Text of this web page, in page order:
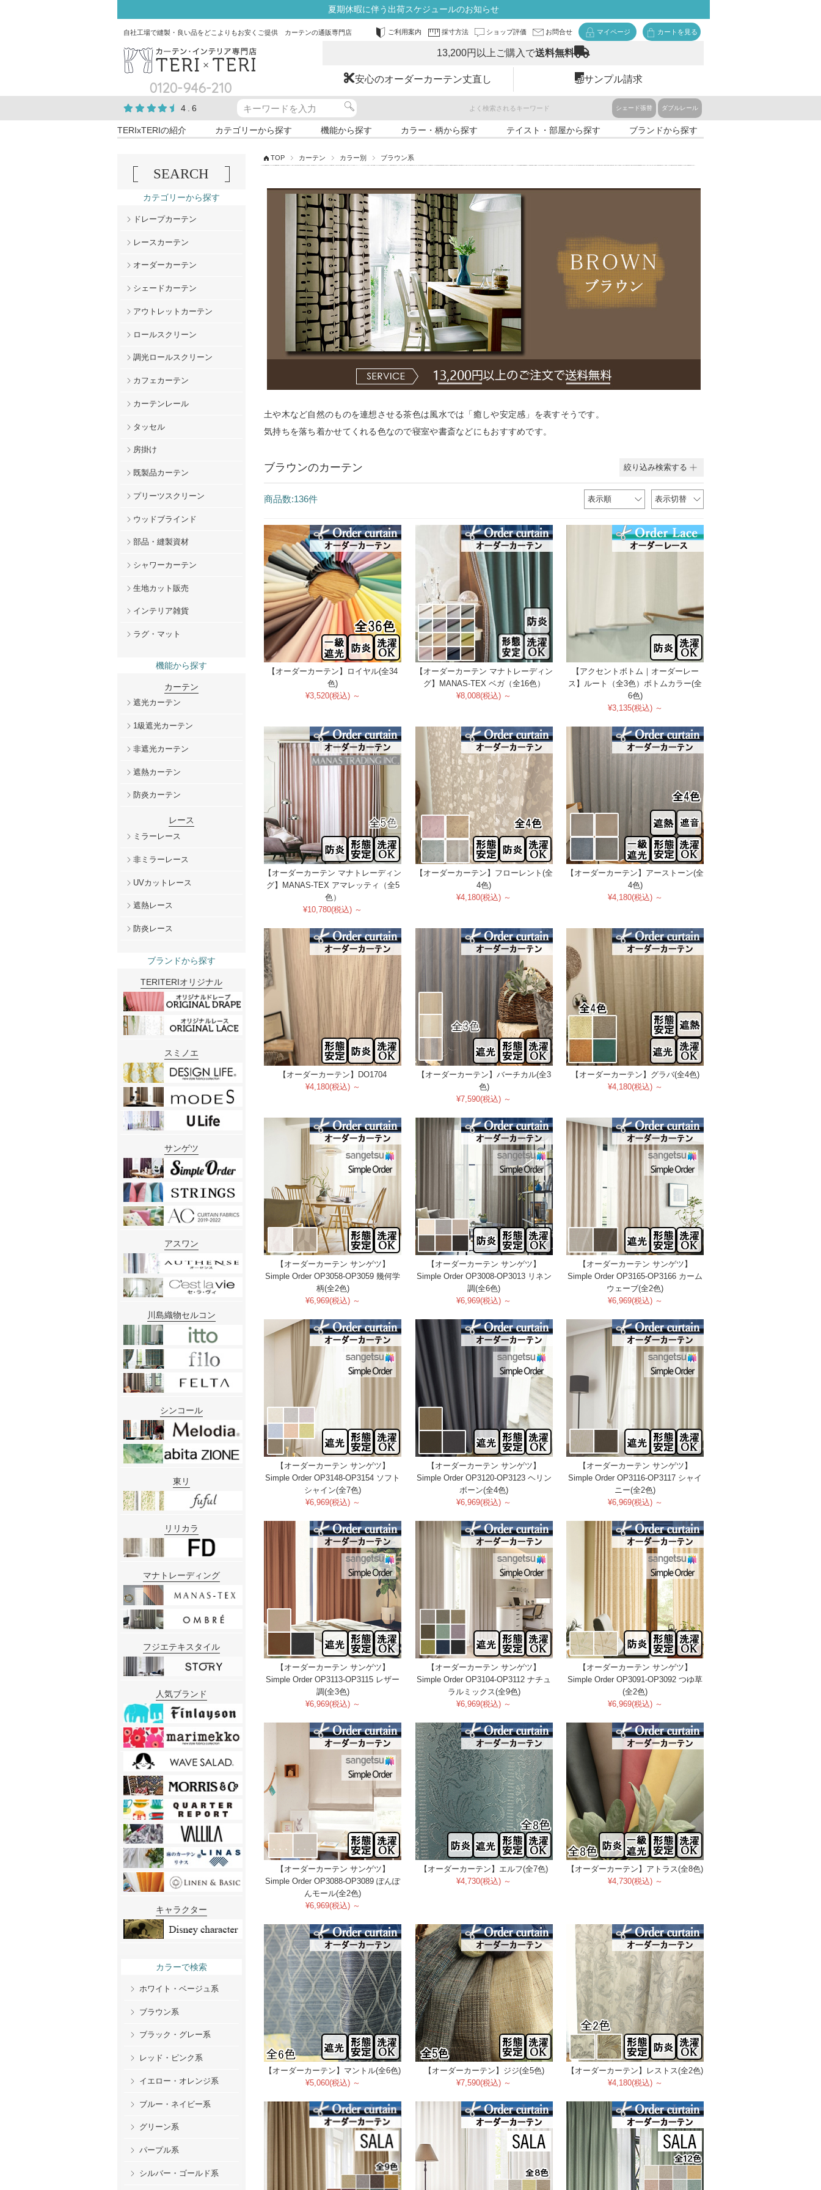
夏期休暇に伴う出荷スケジュールのお知らせ
自社工場で縫製・良い品をどこよりもお安くご提供 カーテンの通販専門店 ご利用案内 採寸方法 ショップ評価 お問合せ マイページ カートを見る
0120-946-210
13,200円以上ご購入で送料無料
安心のオーダーカーテン丈直し サンプル請求
4.6 よく検索されるキーワード シェード張替 ダブルレール
TERIxTERIの紹介 カテゴリーから探す 機能から探す カラー・柄から探す テイスト・部屋から探す ブランドから探す
TOP カーテン カラー別 ブラウン系
土や木など自然のものを連想させる茶色は風水では「癒しや安定感」を表すそうです。
気持ちを落ち着かせてくれる色なので寝室や書斎などにもおすすめです。
ブラウンのカーテン 絞り込み検索する
商品数:136件 表示順 表示切替
【オーダーカーテン】ロイヤル(全34
色)
¥3,520(税込) ～
【オーダーカーテン マナトレーディン
グ】MANAS-TEX ベガ（全16色）
¥8,008(税込) ～
【アクセントボトム｜オーダーレー
ス】ルート（全3色）ボトムカラー(全
6色)
¥3,135(税込) ～
【オーダーカーテン マナトレーディン
グ】MANAS-TEX アマレッティ（全5
色）
¥10,780(税込) ～
【オーダーカーテン】フローレント(全
4色)
¥4,180(税込) ～
【オーダーカーテン】アーストーン(全
4色)
¥4,180(税込) ～
【オーダーカーテン】DO1704
¥4,180(税込) ～
【オーダーカーテン】バーチカル(全3
色)
¥7,590(税込) ～
【オーダーカーテン】グラバ(全4色)
¥4,180(税込) ～
【オーダーカーテン サンゲツ】
Simple Order OP3058-OP3059 幾何学
柄(全2色)
¥6,969(税込) ～
【オーダーカーテン サンゲツ】
Simple Order OP3008-OP3013 リネン
調(全6色)
¥6,969(税込) ～
【オーダーカーテン サンゲツ】
Simple Order OP3165-OP3166 カーム
ウェーブ(全2色)
¥6,969(税込) ～
【オーダーカーテン サンゲツ】
Simple Order OP3148-OP3154 ソフト
シャイン(全7色)
¥6,969(税込) ～
【オーダーカーテン サンゲツ】
Simple Order OP3120-OP3123 ヘリン
ボーン(全4色)
¥6,969(税込) ～
【オーダーカーテン サンゲツ】
Simple Order OP3116-OP3117 シャイ
ニー(全2色)
¥6,969(税込) ～
【オーダーカーテン サンゲツ】
Simple Order OP3113-OP3115 レザー
調(全3色)
¥6,969(税込) ～
【オーダーカーテン サンゲツ】
Simple Order OP3104-OP3112 ナチュ
ラルミックス(全9色)
¥6,969(税込) ～
【オーダーカーテン サンゲツ】
Simple Order OP3091-OP3092 つゆ草
(全2色)
¥6,969(税込) ～
【オーダーカーテン サンゲツ】
Simple Order OP3088-OP3089 ぽんぽ
んモール(全2色)
¥6,969(税込) ～
【オーダーカーテン】エルフ(全7色)
¥4,730(税込) ～
【オーダーカーテン】アトラス(全8色)
¥4,730(税込) ～
【オーダーカーテン】マントル(全6色)
¥5,060(税込) ～
【オーダーカーテン】ジジ(全5色)
¥7,590(税込) ～
【オーダーカーテン】レストス(全2色)
¥4,180(税込) ～
SEARCH
カテゴリーから探す
ドレープカーテン
レースカーテン
オーダーカーテン
シェードカーテン
アウトレットカーテン
ロールスクリーン
調光ロールスクリーン
カフェカーテン
カーテンレール
タッセル
房掛け
既製品カーテン
プリーツスクリーン
ウッドブラインド
部品・縫製資材
シャワーカーテン
生地カット販売
インテリア雑貨
ラグ・マット
機能から探す
カーテン
遮光カーテン
1級遮光カーテン
非遮光カーテン
遮熱カーテン
防炎カーテン
レース
ミラーレース
非ミラーレース
UVカットレース
遮熱レース
防炎レース
ブランドから探す
TERITERIオリジナル
スミノエ
サンゲツ
アスワン
川島織物セルコン
シンコール
東リ
リリカラ
マナトレーディング
フジエテキスタイル
人気ブランド
キャラクター
カラーで検索
ホワイト・ベージュ系
ブラウン系
ブラック・グレー系
レッド・ピンク系
イエロー・オレンジ系
ブルー・ネイビー系
グリーン系
パープル系
シルバー・ゴールド系